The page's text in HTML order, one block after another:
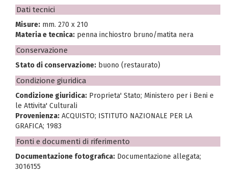
Dati tecnici
Misure: mm. 270 x 210
Materia e tecnica: penna inchiostro bruno/matita nera
Conservazione
Stato di conservazione: buono (restaurato)
Condizione giuridica
Condizione giuridica: Proprieta' Stato; Ministero per i Beni e
le Attivita' Culturali
Provenienza: ACQUISTO; ISTITUTO NAZIONALE PER LA
GRAFICA; 1983
Fonti e documenti di riferimento
Documentazione fotografica: Documentazione allegata;
3016155